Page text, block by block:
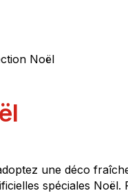
Noël
une déco
spéciales Noël.